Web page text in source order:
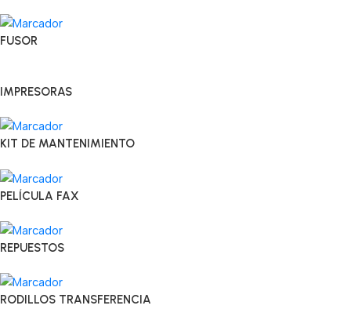
FUSOR
IMPRESORAS
KIT DE MANTENIMIENTO
PELÍCULA FAX
REPUESTOS
RODILLOS TRANSFERENCIA